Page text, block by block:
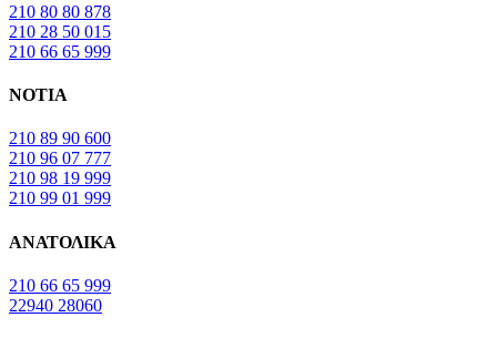
210 80 80 878
210 28 50 015
210 66 65 999
ΝΟΤΙΑ
210 89 90 600
210 96 07 777
210 98 19 999
210 99 01 999
ΑΝΑΤΟΛΙΚΑ
210 66 65 999
22940 28060